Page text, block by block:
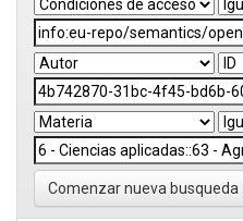
Comenzar nueva busqueda